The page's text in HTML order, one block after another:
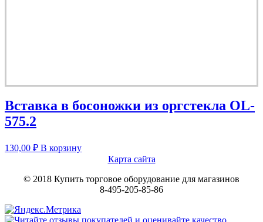
Вставка в босоножки из оргстекла OL-
575.2
130,00 ₽ В корзину
Карта сайта
© 2018 Купить торговое оборудование для магазинов
8-495-205-85-86